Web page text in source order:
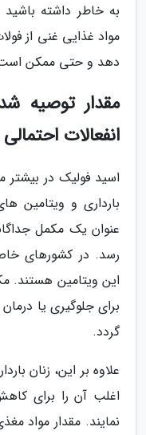
به خاطر داشته
مواد غذایی غنی از
دهد و حتی ممکن است
مقدار توصیه
انفعالات احتمالی
اسید فولیک در بیشتر
بارداری و ویتامین
عنوان یک مکمل
رسد. در کشورهای
این ویتامین هستند.
برای جلوگیری یا
گردد.
علاوه بر این، زنان
اغلب آن را برای